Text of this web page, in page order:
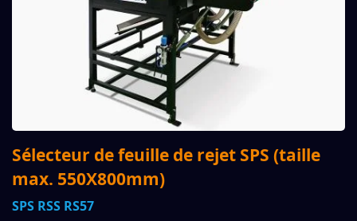
Sélecteur de feuille de rejet SPS (taille
max. 550X800mm)
SPS RSS RS57